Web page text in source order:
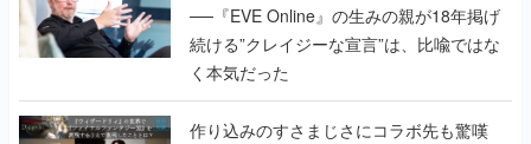
──『EVE Online』の生みの親が18年掲げ
続ける”クレイジーな宣言”は、比喩ではな
く本気だった
作り込みのすさまじさにコラボ先も驚嘆